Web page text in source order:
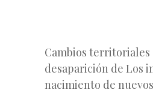
Cambios territoriales
desaparición de Los
nacimiento de nuevos